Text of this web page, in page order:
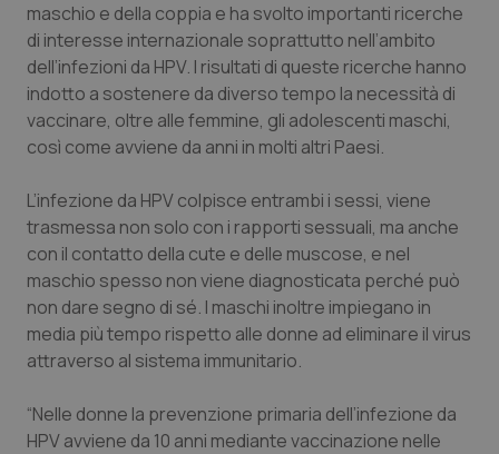
Liguria
Lombardia
Marche
Molise
Piemonte
Provincia Autonoma di Bolzano
Provincia Autonoma di Trento
Puglia
Disturbi dell’umore
Dolore
Donna & Salute
Epatiti
HIV
Infezioni & Febbre
Ipertensione & Scompenso
Malattie rare
maschio e della coppia e ha svolto importanti ricerche
di interesse internazionale soprattutto nell’ambito
dell’infezioni da HPV. I risultati di queste ricerche hanno
indotto a sostenere da diverso tempo la necessità di
vaccinare, oltre alle femmine, gli adolescenti maschi,
così come avviene da anni in molti altri Paesi.
L’infezione da HPV colpisce entrambi i sessi, viene
trasmessa non solo con i rapporti sessuali, ma anche
con il contatto della cute e delle muscose, e nel
maschio spesso non viene diagnosticata perché può
non dare segno di sé. I maschi inoltre impiegano in
media più tempo rispetto alle donne ad eliminare il virus
attraverso al sistema immunitario.
“Nelle donne la prevenzione primaria dell’infezione da
HPV avviene da 10 anni mediante vaccinazione nelle